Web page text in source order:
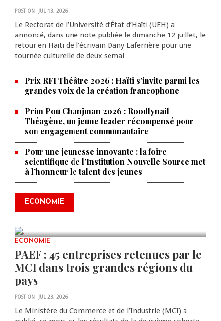
POST ON JUL 13, 2026
Le Rectorat de l’Université d’État d’Haïti (UEH) a
annoncé, dans une note publiée le dimanche 12 juillet, le
retour en Haïti de l’écrivain Dany Laferrière pour une
tournée culturelle de deux semai
Prix RFI Théâtre 2026 : Haïti s’invite parmi les
grandes voix de la création francophone
Prim Pou Chanjman 2026 : Roodlynail
Théagène, un jeune leader récompensé pour
son engagement communautaire
Pour une jeunesse innovante : la foire
scientifique de l’Institution Nouvelle Source met
à l’honneur le talent des jeunes
ECONOMIE
0 COMMENTS
Produire le savoir pour
transformer Haïti : BRH lance la
2ᵉ édition de ses Journées
scientifiques
ECONOMIE
PAEF : 45 entreprises retenues par le
MCI dans trois grandes régions du
pays
POST ON JUL 23, 2026
Le Ministère du Commerce et de l’Industrie (MCI) a